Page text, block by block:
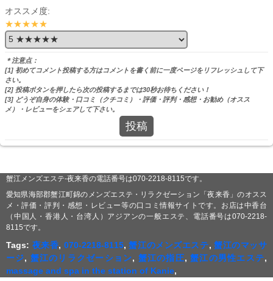
オススメ度:
★★★★★
＊注意点：
[1] 初めてコメント投稿する方はコメントを書く前に一度ページをリフレッシュして下
さい。
[2] 投稿ボタンを押したら次の投稿するまでは30秒お待ちください！
[3] どうぞ自身の体験・口コミ（クチコミ）・評価・評判・感想・お勧め（オスス
メ）・レビューをシェアして下さい。
投稿
蟹江メンズエステ-夜来香の電話番号は070-2218-8115です。
愛知県海部郡蟹江町錦のメンズエステ・リラクゼーション「夜来香」のオスス
メ・評価・評判・感想・レビュー等の口コミ情報サイトです。お店は中香台
（中国人・香港人・台湾人）アジアンの一般エステ、電話番号は070-2218-
8115です。
Tags: 夜来香, 070-2218-8115,蟹江のメンズエステ,蟹江のマッサ
ージ, 蟹江のリラクゼーション, 蟹江の指圧,蟹江の男性エステ,
massage and spa in the station of Kanie,